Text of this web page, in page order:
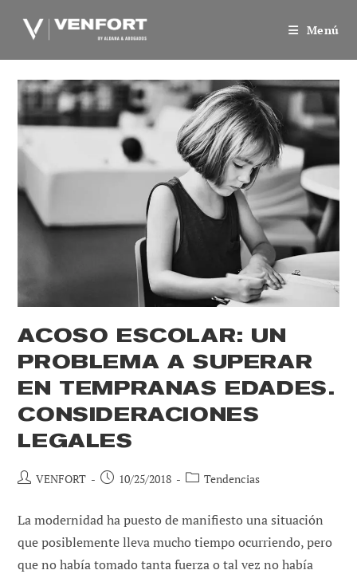
Menú
ACOSO ESCOLAR: UN
PROBLEMA A SUPERAR
EN TEMPRANAS EDADES.
CONSIDERACIONES
LEGALES
Autor
entrada:
VENFORT
Publicación
entrada:
10/25/2018
Categoría
entrada:
Tendencias
La modernidad ha puesto de manifiesto una situación
que posiblemente lleva mucho tiempo ocurriendo, pero
que no había tomado tanta fuerza o tal vez no había